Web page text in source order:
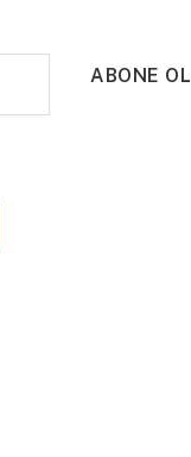
ABONE OL